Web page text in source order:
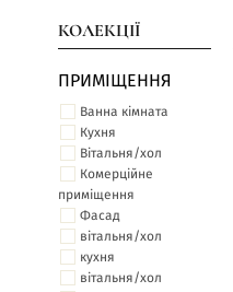
КОЛЕКЦІЇ
ПРИМІЩЕННЯ
Ванна кімната
Кухня
Вітальня/хол
Комерційне
приміщення
Фасад
вітальня/хол
кухня
вітальня/хол